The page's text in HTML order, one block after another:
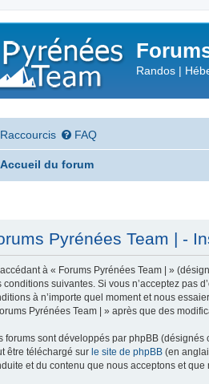
Randos |
Raccourcis FAQ
Accueil du forum
Pyrénées Team | -
à « Forums Pyrénées Team | »
conditions suivantes. Si vous n’acceptez pas
à n’importe quel moment et nous
Pyrénées Team | » après que des
forums sont développés par phpBB
être téléchargé sur le site de phpBB (en
et du contenu que nous acceptons et